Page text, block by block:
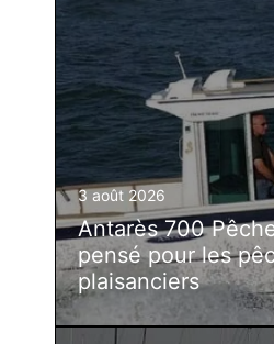
3 août 2026
Antarès 700
pensé pour les
plaisanciers